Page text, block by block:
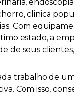
clinica
Com
estado, a
de seus
trabalho de
Com isso,